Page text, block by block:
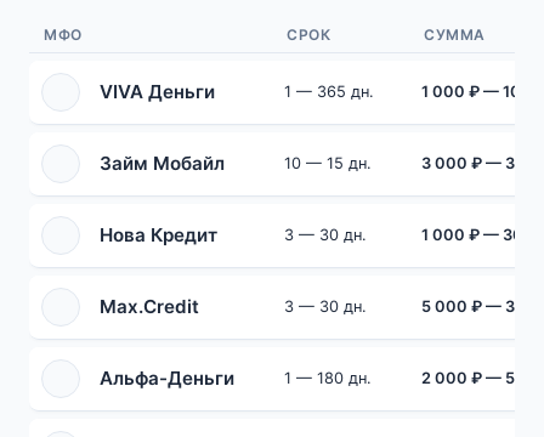
МФО СРОК СУММА
VIVA Деньги 1 — 365 дн. 1 000 ₽ — 100
Займ Мобайл 10 — 15 дн. 3 000 ₽ — 30
Нова Кредит 3 — 30 дн. 1 000 ₽ — 30
Max.Credit 3 — 30 дн. 5 000 ₽ — 30
Альфа-Деньги 1 — 180 дн. 2 000 ₽ — 50